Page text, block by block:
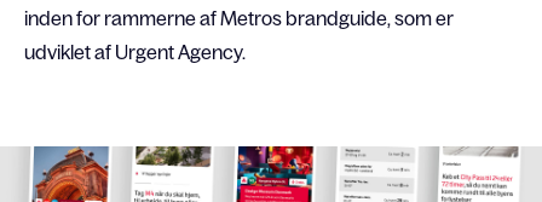
inden for rammerne af Metros brandguide, som er
udviklet af Urgent Agency.